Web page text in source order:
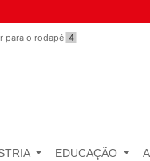
para o rodapé 4
EDUCAÇÃO